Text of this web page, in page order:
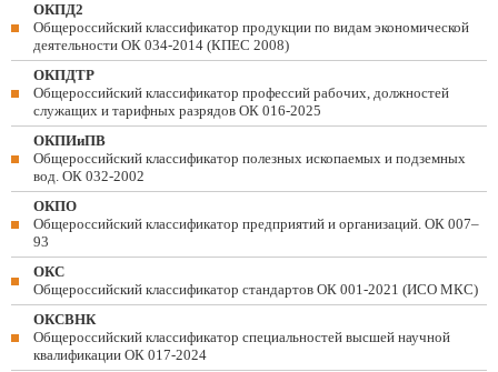
ОКПД2
Общероссийский классификатор продукции по видам экономической
деятельности ОК 034-2014 (КПЕС 2008)
ОКПДТР
Общероссийский классификатор профессий рабочих, должностей
служащих и тарифных разрядов ОК 016-2025
ОКПИиПВ
Общероссийский классификатор полезных ископаемых и подземных
вод. ОК 032-2002
ОКПО
Общероссийский классификатор предприятий и организаций. ОК 007–
93
ОКС
Общероссийский классификатор стандартов ОК 001-2021 (ИСО МКС)
ОКСВНК
Общероссийский классификатор специальностей высшей научной
квалификации ОК 017-2024